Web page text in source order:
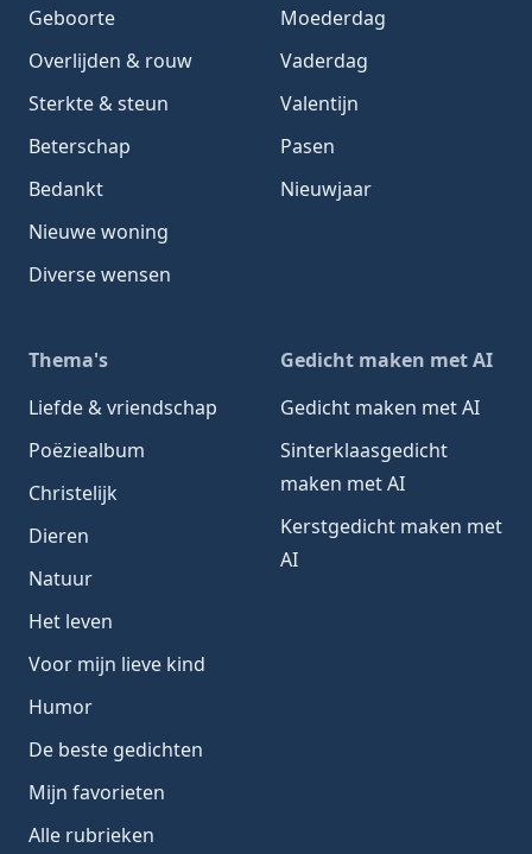
Geboorte
Overlijden & rouw
Sterkte & steun
Beterschap
Bedankt
Nieuwe woning
Diverse wensen
Moederdag
Vaderdag
Valentijn
Pasen
Nieuwjaar
Thema's
Liefde & vriendschap
Poëziealbum
Christelijk
Dieren
Natuur
Het leven
Voor mijn lieve kind
Humor
De beste gedichten
Mijn favorieten
Alle rubrieken
Gedicht maken met AI
Gedicht maken met AI
Sinterklaasgedicht
maken met AI
Kerstgedicht maken met
AI